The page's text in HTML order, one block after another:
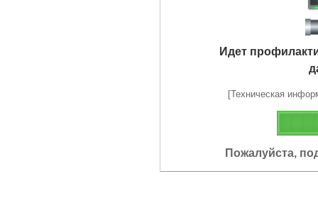
Идет
[Техническая
Пожалуйста,